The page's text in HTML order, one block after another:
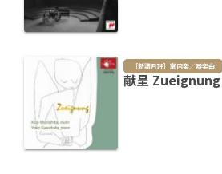
［新譜月評］室内楽／器楽曲
献呈 Zueignung